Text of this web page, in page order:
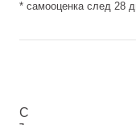
* самооценка след 28
С